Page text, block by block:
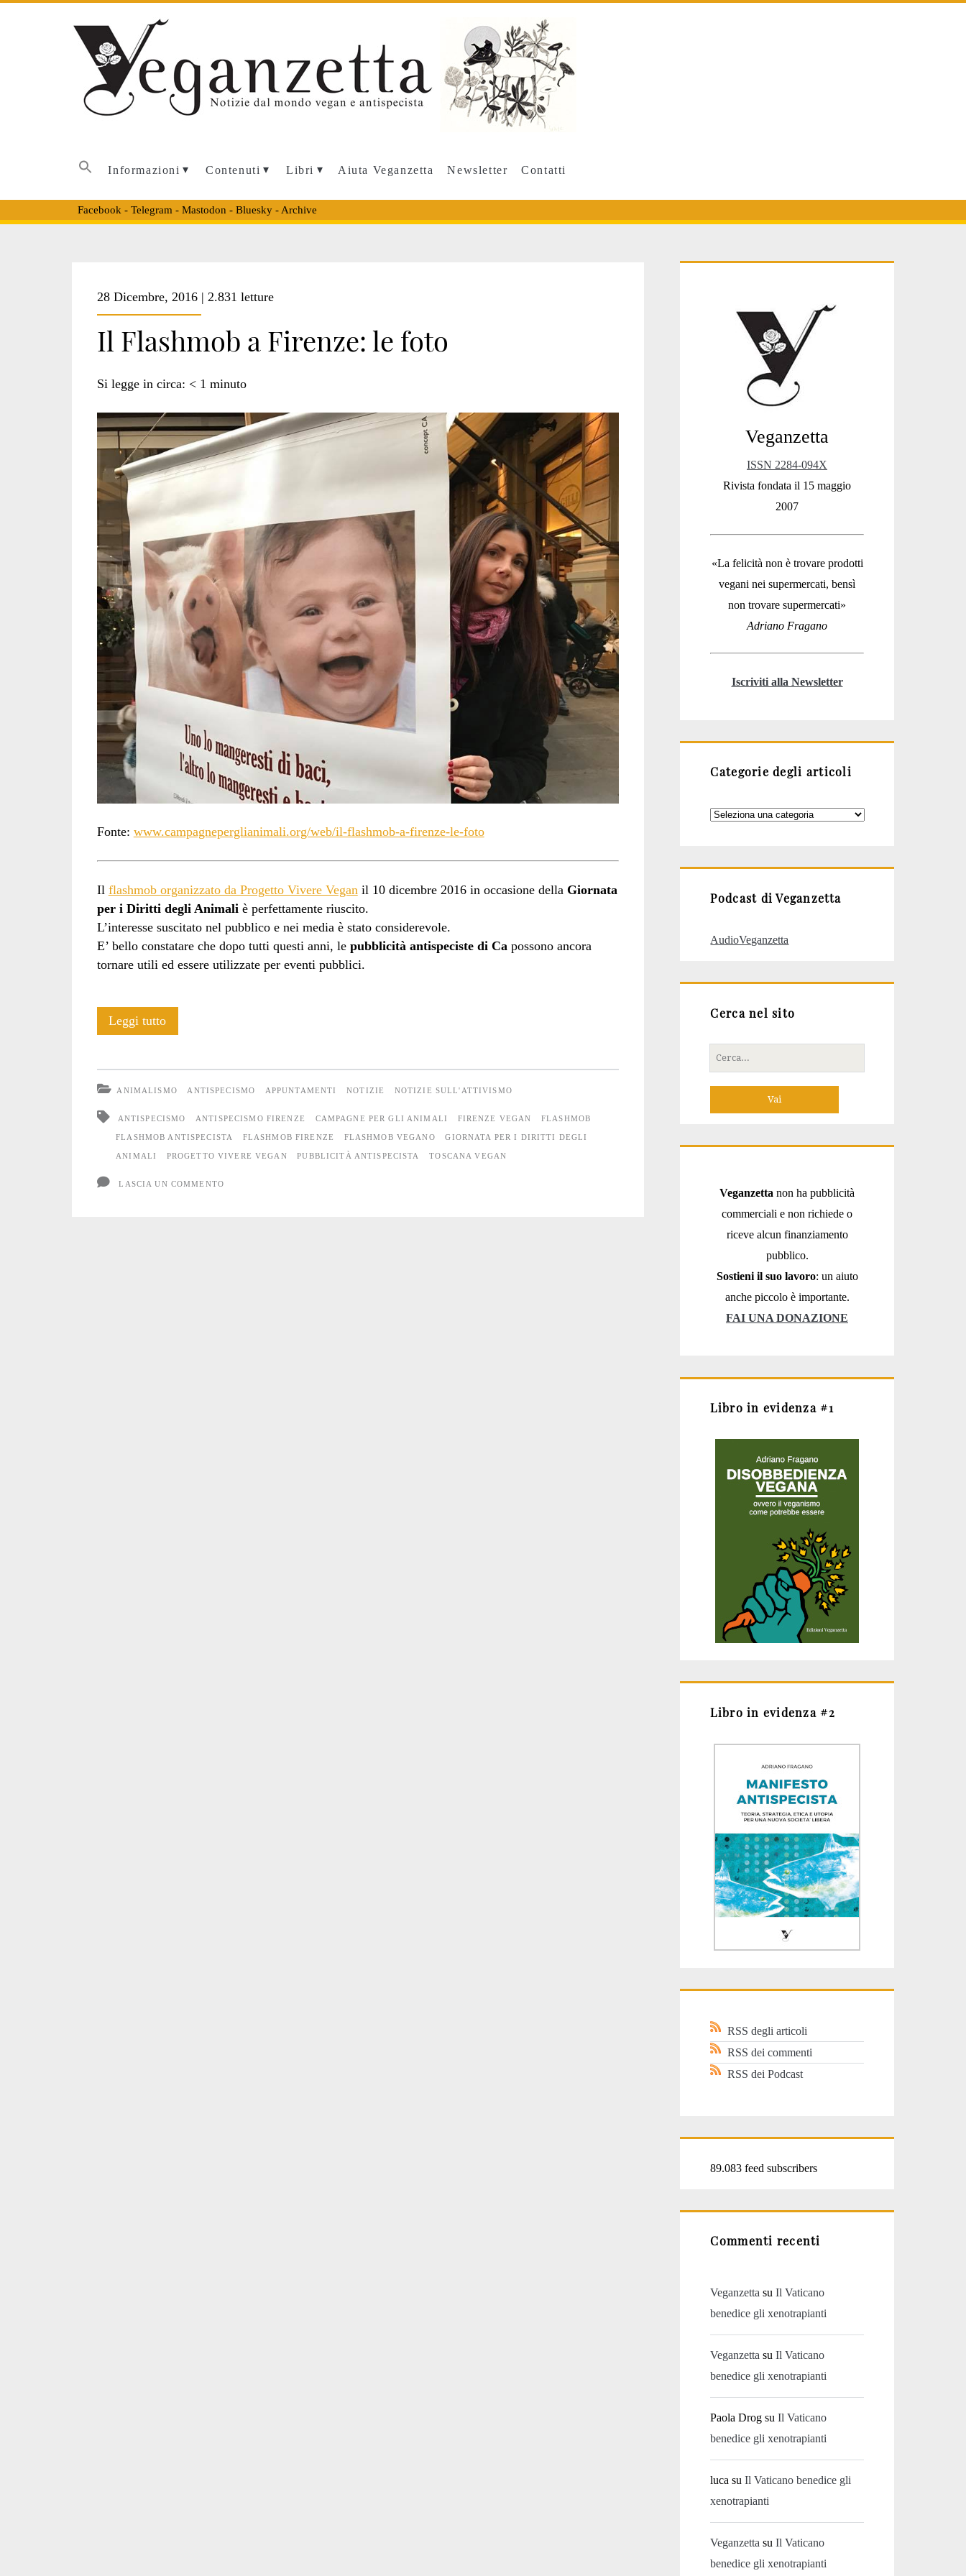
Informazioni Contenuti Libri Aiuta Veganzetta Newsletter Contatti
Facebook - Telegram - Mastodon - Bluesky- Archive
<span>flashmob
vegano</span>
28 Dicembre, 2016 | 2.831 letture
Il Flashmob a Firenze: le foto
Si legge in circa: < 1 minuto
Fonte: www.campagneperglianimali.org/web/il-flashmob-a-firenze-le-foto
Il flashmob organizzato da Progetto Vivere Veganil 10 dicembre 2016 in occasione della Giornata
per i Diritti degli Animaliè perfettamente riuscito.
L’interesse suscitato nel pubblico e nei media è stato considerevole.
E’ bello constatare che dopo tutti questi anni, le pubblicità antispeciste di Capossono ancora
tornare utili ed essere utilizzate per eventi pubblici.
Leggi tuttoIl
le
foto
ANIMALISMO ANTISPECISMO APPUNTAMENTI NOTIZIE NOTIZIE SULL'ATTIVISMO
ANTISPECISMO ANTISPECISMO FIRENZE CAMPAGNE PER GLI ANIMALI FIRENZE VEGAN FLASHMOB
FLASHMOB ANTISPECISTA FLASHMOB FIRENZE FLASHMOB VEGANO GIORNATA PER I DIRITTI DEGLI
ANIMALI PROGETTO VIVERE VEGAN PUBBLICITÀ ANTISPECISTA TOSCANA VEGAN
LASCIA UN COMMENTO
Sidebar
Veganzetta
ISSN 2284-094X
Rivista fondata il 15 maggio
2007
«La felicità non è trovare prodotti
vegani nei supermercati, bensì
non trovare supermercati»
Adriano Fragano
Iscriviti alla Newsletter
Categorie degli articoli
Categorie
Podcast di Veganzetta
AudioVeganzetta
Cerca nel sito
Cerca
per:
Veganzetta non ha pubblicità
commerciali e non richiede o
riceve alcun finanziamento
pubblico.
Sostieni il suo lavoro: un aiuto
anche piccolo è importante.
FAI UNA DONAZIONE
Libro in evidenza #1
Libro in evidenza #2
RSS degli articoli
RSS dei commenti
RSS dei Podcast
89.083 feed subscribers
Commenti recenti
Veganzetta suIl Vaticano
benedice gli xenotrapianti
Veganzetta suIl Vaticano
benedice gli xenotrapianti
Paola Drog suIl Vaticano
benedice gli xenotrapianti
luca suIl Vaticano benedice gli
xenotrapianti
Veganzetta suIl Vaticano
benedice gli xenotrapianti